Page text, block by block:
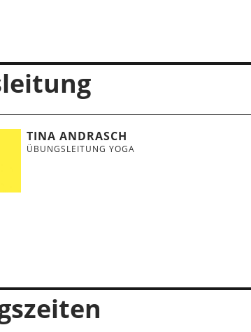
TINA ANDRASCH
ÜBUNGSLEITUNG YOGA